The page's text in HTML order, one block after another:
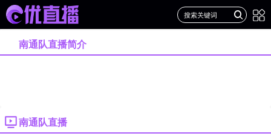
南通队直播简介
南通队直播